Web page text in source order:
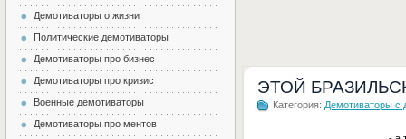
ЭТОЙ
Категория: Демотиваторы с
Демотиваторы о жизни
Политические демотиваторы
Демотиваторы про бизнес
Демотиваторы про кризис
Военные демотиваторы
Демотиваторы про ментов